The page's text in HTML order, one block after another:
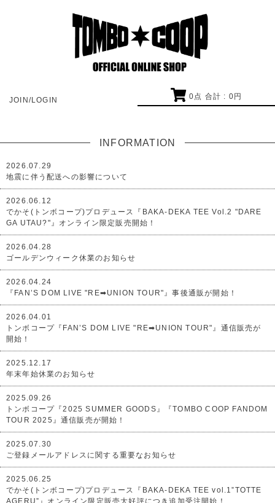
JOIN/LOGIN 0点 合計 : 0 円
INFORMATION
2026.07.29
地震に伴う配送への影響について
2026.06.12
でかそ(トンボコープ)プロデュース『BAKA-DEKA TEE Vol.2 "DARE
GA UTAU?"』オンライン限定販売開始！
2026.04.28
ゴールデンウィーク休業のお知らせ
2026.04.24
『FAN’S DOM LIVE "RE➡︎UNION TOUR"』事後通販が開始！
2026.04.01
トンボコープ『FAN’S DOM LIVE "RE➡︎UNION TOUR"』通信販売が
開始！
2025.12.17
年末年始休業のお知らせ
2025.09.26
トンボコープ『2025 SUMMER GOODS』『TOMBO COOP FANDOM
TOUR 2025』通信販売が開始！
2025.07.30
ご登録メールアドレスに関する重要なお知らせ
2025.06.25
でかそ(トンボコープ)プロデュース『BAKA-DEKA TEE vol.1”TOTTE
AGERU”』オンライン限定販売大好評につき追加受注開始！